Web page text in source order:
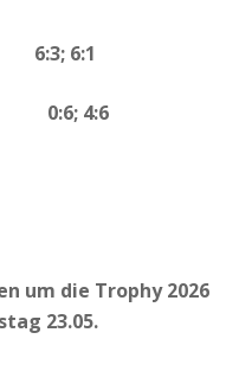
6:1
0:6; 4:6
um die Trophy 2026
23.05.